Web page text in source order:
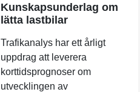
Kunskapsunderlag om
lätta lastbilar
Trafikanalys har ett årligt
uppdrag att leverera
korttidsprognoser om
utvecklingen av